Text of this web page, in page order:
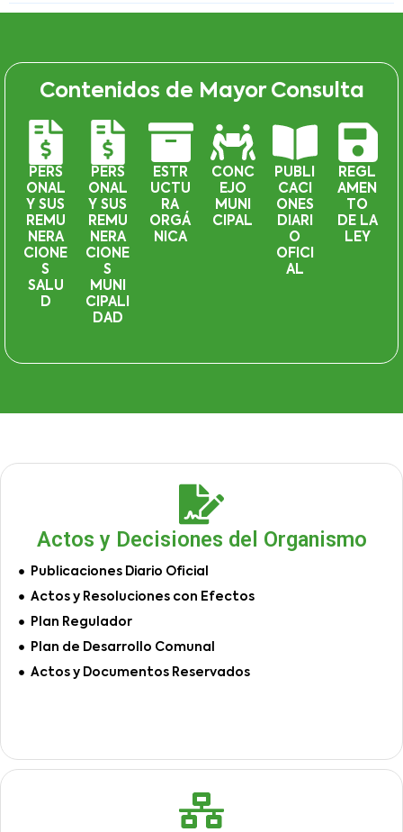
Contenidos de Mayor Consulta
PERS
ONAL
Y SUS
REMU
NERA
CIONE
S
SALU
D
PERS
ONAL
Y SUS
REMU
NERA
CIONE
S
MUNI
CIPALI
DAD
ESTR
UCTU
RA
ORGÁ
NICA
CONC
EJO
MUNI
CIPAL
PUBLI
CACI
ONES
DIARI
O
OFICI
AL
REGL
AMEN
TO
DE LA
LEY
Actos y Decisiones del Organismo
Publicaciones Diario Oficial
Actos y Resoluciones con Efectos
Plan Regulador
Plan de Desarrollo Comunal
Actos y Documentos Reservados